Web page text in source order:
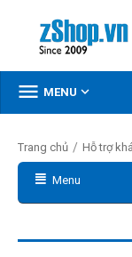
 MENU 
Trang chủ / Hỗ trợ
Menu